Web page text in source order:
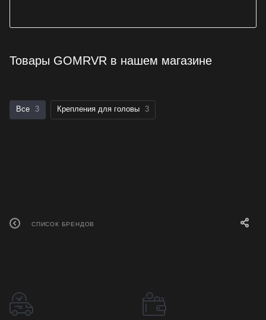
Товары GOMRVR в нашем магазине
Все 3 Крепления для головы 3
СПИСОК БРЕНДОВ